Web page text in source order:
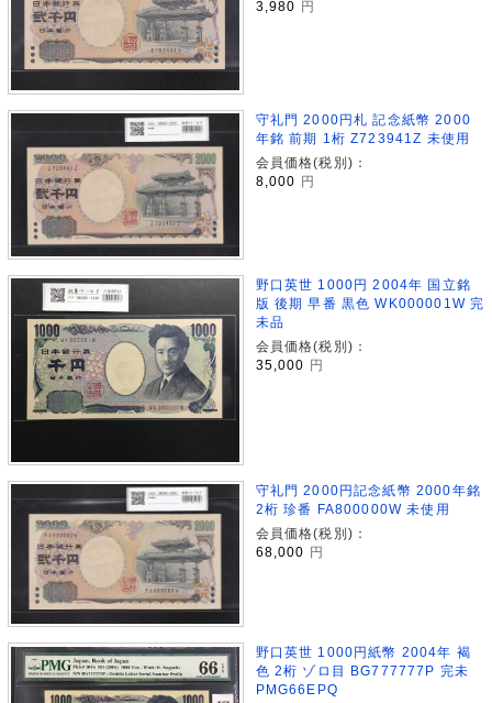
3,980 円
守礼門 2000円札 記念紙幣 2000
年銘 前期 1桁 Z723941Z 未使用
会員価格(税別)：
8,000 円
野口英世 1000円 2004年 国立銘
版 後期 早番 黒色 WK000001W 完
未品
会員価格(税別)：
35,000 円
守礼門 2000円記念紙幣 2000年銘
2桁 珍番 FA800000W 未使用
会員価格(税別)：
68,000 円
野口英世 1000円紙幣 2004年 褐
色 2桁 ゾロ目 BG777777P 完未
PMG66EPQ